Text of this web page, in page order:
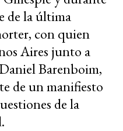
de la última
con quien
Aires junto a
Barenboim,
de un manifiesto
de la